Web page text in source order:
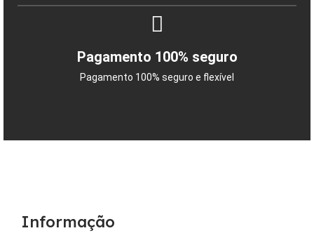
Pagamento 100% seguro
Pagamento 100% seguro e flexível
Informação